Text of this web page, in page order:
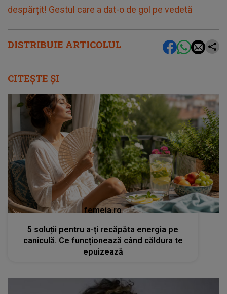
DISTRIBUIE ARTICOLUL
despărțit! Gestul care a dat-o de gol pe vedetă
CITEȘTE ȘI
femeia.ro
5 soluții pentru a-ți recăpăta energia pe
caniculă. Ce funcționează când căldura te
epuizează